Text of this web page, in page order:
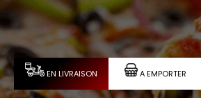
ACCUEIL
LA CARTE
VOTRE COMPTE
EN LIVRAISON A EMPORTER